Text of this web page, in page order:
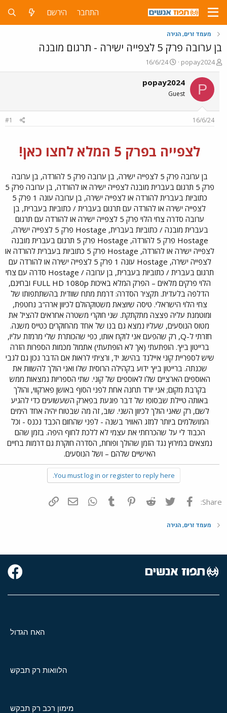
התחבר הירשם
מעמד זרים, הגירה
בן ערובה פרק 5 לצפייה ישירה - תרגום מובנה
פ
ו
ת
ח
ה
ש
popay2024
פ
ו
ר
ס
ך
16/6/24
P
popay2024
Guest
16/6/24
#1
לצפייה בפרק 5 המלא לחצו כאן!
בן ערובה פרק 5 לצפייה ישירה, בן ערובה פרק 5 להורדה, בן ערובה
פרק 5 תרגום בעברית מובנה לצפייה ישירה או להורדה, בן ערובה פרק 5
כתוביות בעברית להורדה או לצפייה ישירה, בן ערובה עונה 1 פרק 5
לצפייה ישירה או להורדה עם תרגום בעברית / כתוביות בעברית, בן
ערובה סדרה צחי הלוי פרק 5 לצפייה ישירה או להורדה עם תרגום
בעברית מובנה / כתוביות בעברית, Hostage פרק 5 לצפייה ישירה,
Hostage פרק 5 להורדה, Hostage פרק 5 תרגום בעברית מובנה
לצפייה ישירה או להורדה, Hostage פרק 5 כתוביות בעברית להורדה או
לצפייה ישירה, Hostage עונה 1 פרק 5 לצפייה ישירה או להורדה עם
תרגום בעברית / כתוביות בעברית, בן ערובה / Hostage סדרה עם צחי
הלוי פרקים מלאים – הפרק המלא באיכות FULL HD 1080p ובחינם,
הדלפה בלעדית. תקציר הסדרה: דרמת מתח שוודית בהשתתפותו של
צחי הלוי הישראלי. טיסה שיוצאת משטוקהולם לכיוון ארה”ב נחטפת,
ומוטמנת עליה פצצה מתקתקת. שני חוקרי משטרה אחראים להציל את
מטוס הנוסעים, שעליו נמצא גם בנו של אחד מהחוקרים כטייס משנה.
חזרתי ל-Q, רק שהפעם אני לוקח אותו, כפי שהכותרת שלי מרמזת עליו,
ברייטון ביץ'. הופתעתי (אך לא הופתעתי) אתמול מכמות הספרות הזרה
שיש לספריית קוני איילנד בהישג יד, ורציתי לראות אם הדבר נכון גם לגבי
שכנתה. ברייטון ביץ' ידוע בקהילה הרוסית שלו ואני הולך להשוות את
האוספים הארציים שלו לאוספים של קוני. שתי הספריות נמצאות ממש
בקרבת מקום; אני יורד תחנה אחת לפני הסוף באושן פארקווי, והולך
באותה טיילת שבסופו של דבר פוגעת בפארק השעשועים כדי להגיע
לשם, רק שאני הולך לכיוון השני. שוב, זה מה שבטוח יהיה אחד הימים
המושלמים ביותר למזג האוויר בשנה - לפני שהחום הכבד נכנס - וכל
הכבוד לי על שהכרחתי את עצמי לא ללכת לחוף היפה. בזמן שהם
נמצאים במירוץ נגד הזמן שהולך ופוחת, הסדרה חוקרת גם דרמות בחיים
האישיים שלהם – ושל הנוסעים.​
You must log in or register to reply here.
Share: פייסבוק Twitter
Reddit
Pinterest
Tumblr
WhatsAppדואר אלקטרוני
מעמד זרים, הגירה
האח הגדול
הלוואות רק תבקש
מימון רכב רק תבקש